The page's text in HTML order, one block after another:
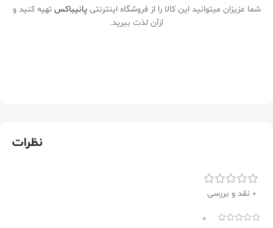
شما عزیزان میتوانید این کالا را از فروشگاه اینترنتیپانیباکس تهیه کنید و
ازآن لذت ببرید.
نظرات
0 نقد و بررسی
0